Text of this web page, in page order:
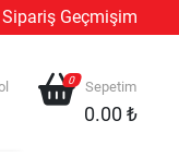
Sipariş Geçmişim
0 Sepetim
0.00 ₺